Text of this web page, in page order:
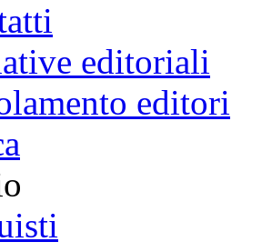
editoriali
editori